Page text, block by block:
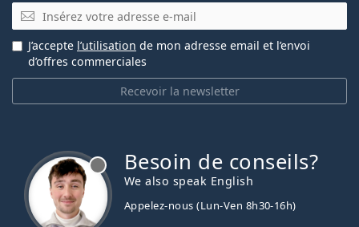
E-mail
Recevoir la newsletter
J’accepte l’utilisation de mon adresse email et l’envoi
d’offres commerciales
Besoin de conseils?
We also speak English
Appelez-nous (Lun-Ven 8h30-16h)